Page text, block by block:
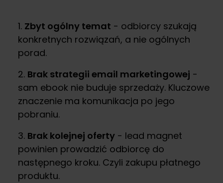
Zbyt ogólny temat - odbiorcy szukają
konkretnych rozwiązań, a nie ogólnych
porad.
Brak strategii email marketingowej -
sam ebook nie buduje sprzedaży. Kluczowe
znaczenie ma komunikacja po jego
pobraniu.
Brak kolejnej oferty - lead magnet
powinien prowadzić odbiorcę do
następnego kroku. Czyli zakupu płatnego
produktu.